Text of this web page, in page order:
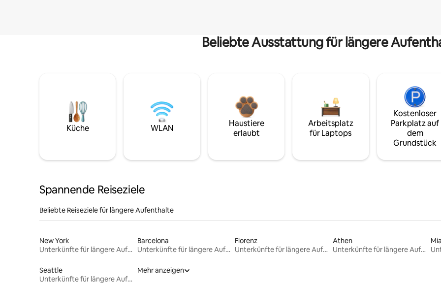
Beliebte Ausstattung für längere
Küche WLAN
Haustiere
erlaubt
Arbeitsplatz
für Laptops
Kostenloser
Parkplatz auf
dem
Grundstück
Spannende Reiseziele
Beliebte Reiseziele für längere Aufenthalte
New York
Unterkünfte für längere Aufenthalte
Barcelona
Unterkünfte für längere Aufenthalte
Florenz
Unterkünfte für längere Aufenthalte
Athen
Unterkünfte für längere Aufenthalte
Seattle
Unterkünfte für längere Aufenthalte
Mehr anzeigen